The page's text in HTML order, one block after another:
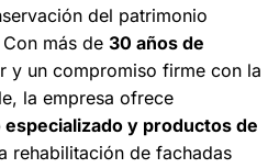
del patrimonio
más de 30 años de
y un compromiso firme con la
la empresa ofrece
y productos de
rehabilitación de fachadas